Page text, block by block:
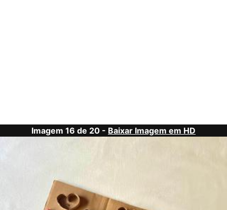
Imagem 16 de 20 - Baixar Imagem em HD